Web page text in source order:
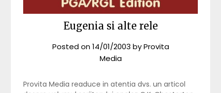
Eugenia si alte rele
Posted on14/01/2003 byProvita
Media
Provita Media readuce in atentia dvs. un articol